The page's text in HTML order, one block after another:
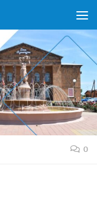
0